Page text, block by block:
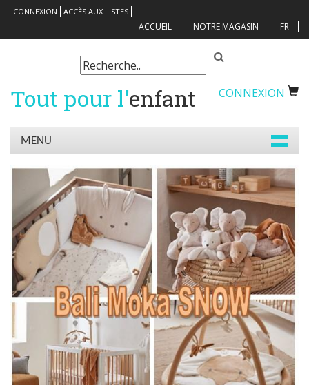
CONNEXION ACCÈS AUX LISTES
ACCUEIL NOTRE MAGASIN FR
Tout pour l'enfant CONNEXION
MENU